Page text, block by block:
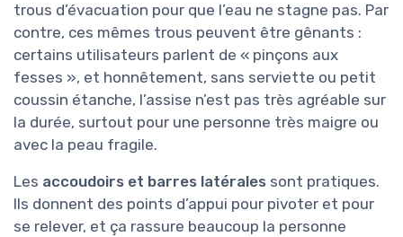
trous d’évacuation pour que l’eau ne stagne pas. Par
contre, ces mêmes trous peuvent être gênants :
certains utilisateurs parlent de « pinçons aux
fesses », et honnêtement, sans serviette ou petit
coussin étanche, l’assise n’est pas très agréable sur
la durée, surtout pour une personne très maigre ou
avec la peau fragile.
Les accoudoirs et barres latérales sont pratiques.
Ils donnent des points d’appui pour pivoter et pour
se relever, et ça rassure beaucoup la personne